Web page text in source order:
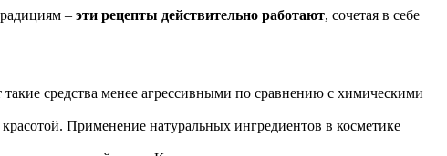
– эти рецепты действительно работают, сочетая в себе
средства менее агрессивными по сравнению с химическими
Применение натуральных ингредиентов в косметике